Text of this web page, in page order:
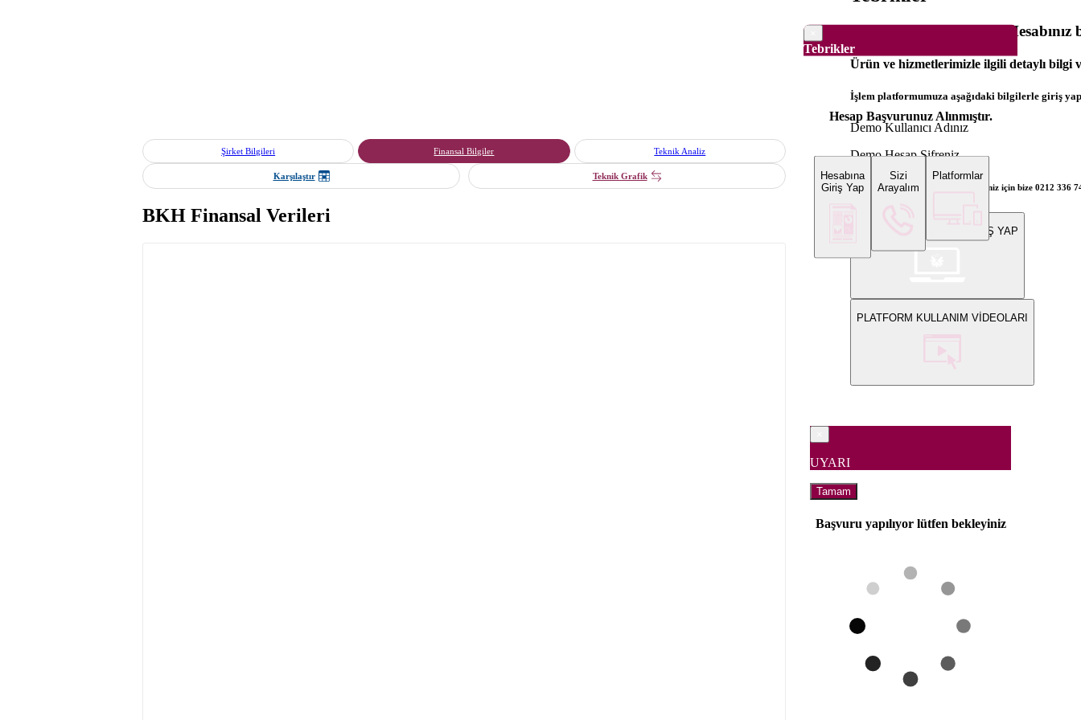
Şirket Bilgileri Finansal Bilgiler Teknik Analiz
Karşılaştır Teknik Grafik
BKH Finansal Verileri
Tebrikler
Hesap Başvurunuz Alınmıştır.
Hesabına
Giriş Yap
Sizi
Arayalım
Platformlar
Dünya Borsaları Demo
Ürün ve hizmetlerimizle ilgili detaylı bilgi
İşlem platformumuza aşağıdaki bilgilerle giriş
Demo Kullanıcı Adınız
Demo Hesap Şifreniz
Bilgi ve gerçek hesap açılış talepleriniz için bize 0212 336
WEB PLATFORMUNA GİRİŞ YAP
PLATFORM KULLANIM VİDEOLARI
UYARI
Tamam
Başvuru yapılıyor lütfen bekleyiniz